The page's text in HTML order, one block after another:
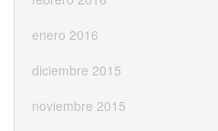
enero 2016
diciembre 2015
noviembre 2015